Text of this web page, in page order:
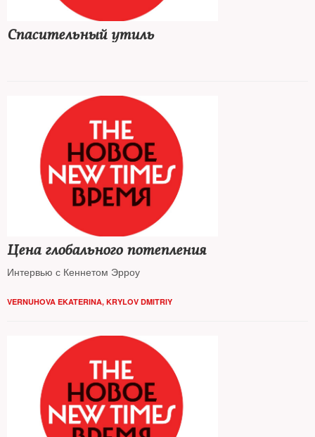
Спасительный утиль
Цена глобального потепления
Интервью с Кеннетом Эрроу
VERNUHOVA EKATERINA, KRYLOV DMITRIY